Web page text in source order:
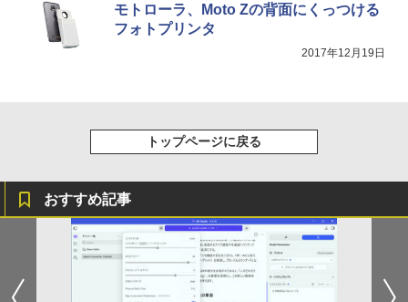
モトローラ、Moto Zの背面にくっつける
フォトプリンタ
2017年12月19日
トップページに戻る
おすすめ記事